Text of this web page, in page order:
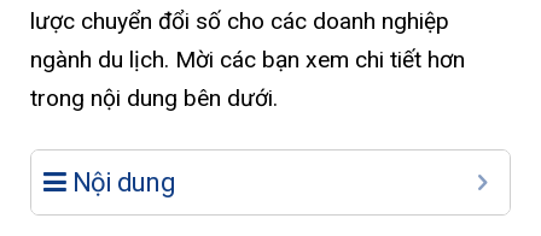
lược chuyển đổi số cho các doanh nghiệp
ngành du lịch. Mời các bạn xem chi tiết hơn
trong nội dung bên dưới.
Nội dung